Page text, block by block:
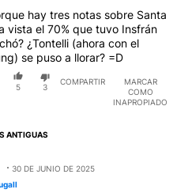
hay tres notas sobre Santa
vista el 70% que tuvo Insfrán
¿Tontelli (ahora con el
se puso a llorar? =D
5 3
COMPARTIR
MARCAR
COMO
INAPROPIADO
ANTIGUAS
30 DE JUNIO DE 2025